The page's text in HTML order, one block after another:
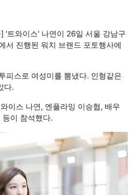
'트와이스' 나연이 26일 서울 강남구
서 진행된 워치 브랜드 포토행사에
피스로 여성미를 뽐냈다. 인형같은
다.
이스 나연, 엔플라잉 이승협, 배우
이 참석했다.